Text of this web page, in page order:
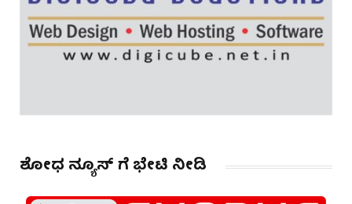
ಶೋಧ ನ್ಯೂಸ್ ಗೆ ಭೇಟಿ ನೀಡಿ